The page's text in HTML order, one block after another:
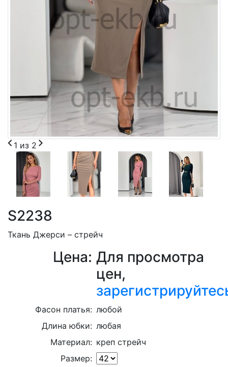
1 из 2
S2238
Ткань Джерси – стрейч
Цена: Для просмотра
цен,
Фасон платья: любой
Длина юбки: любая
Материал: креп стрейч
Размер: